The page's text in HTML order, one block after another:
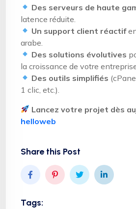
Des serveurs de haute
latence réduite.
Un support client réactif
arabe.
Des solutions évolutives
la croissance de votre
Des outils simplifiés
1 clic, etc.).
Lancez votre projet dès
helloweb
Share this Post
Tags: